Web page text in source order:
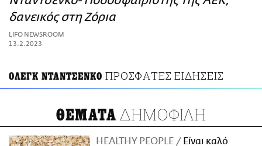
ΑΜΠΑ
PRINT
δανεικός στη Ζόρια
LIFO NEWSROOM
13.2.2023
ΟΛΕΓΚ ΝΤΑΝΤΣΕΝΚΟ ΠΡΟΣΦΑΤΕΣ ΕΙΔΗΣΕΙΣ
ΘΕΜΑΤΑ ΔΗΜΟΦΙΛΗ
HEALTHY PEOPLE
Είναι καλό